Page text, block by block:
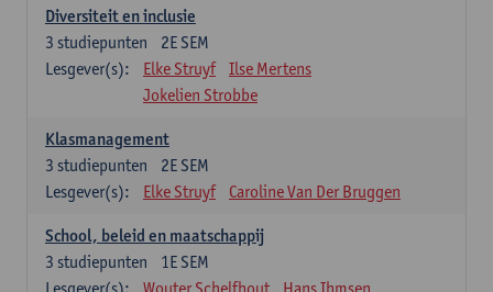
Diversiteit en inclusie
2E SEM
3 studiepunten
Lesgever(s):
Elke Struyf
Ilse Mertens
Jokelien Strobbe
Klasmanagement
2E SEM
3 studiepunten
Lesgever(s):
Elke Struyf Caroline Van Der Bruggen
School, beleid en maatschappij
1E SEM
3 studiepunten